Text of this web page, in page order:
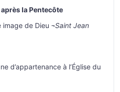
la Pentecôte
image de Dieu ¬Saint Jean
d’appartenance à l’Église du